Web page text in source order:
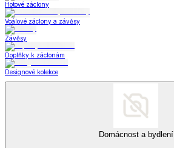
Hotové záclony
Voálové záclony a závěsy
Závěsy
Doplňky k záclonám
Designové kolekce
Domácnost a bydlení